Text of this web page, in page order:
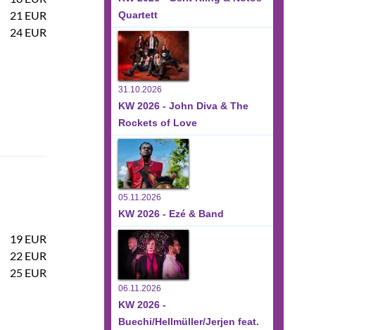
21 EUR
24 EUR
19 EUR
22 EUR
25 EUR
Quartett
31.10.2026
KW 2026 - John Diva & The
Rockets of Love
05.11.2026
KW 2026 - Ezé & Band
06.11.2026
KW 2026 -
Buechi/Hellmüller/Jerjen feat.